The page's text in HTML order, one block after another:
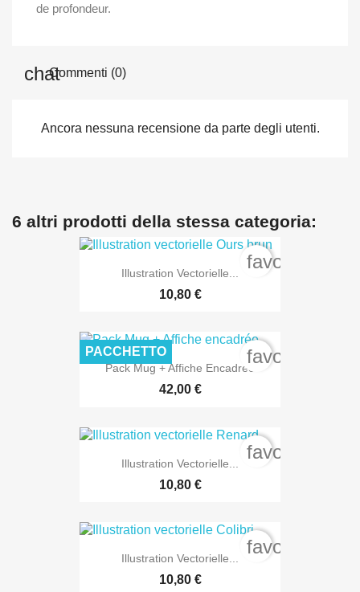
de profondeur.
Commenti (0)
Ancora nessuna recensione da parte degli utenti.
6 altri prodotti della stessa categoria:
Illustration Vectorielle...
10,80 €
Pack Mug + Affiche Encadrée
42,00 €
PACCHETTO
Illustration Vectorielle...
10,80 €
Illustration Vectorielle...
10,80 €